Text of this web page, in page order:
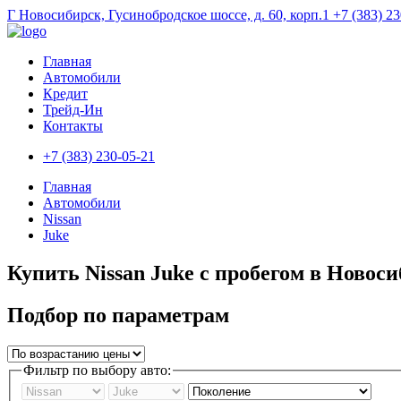
Г Новосибирск, Гусинобродское шоссе, д. 60, корп.1 +7 (383)
Главная
Автомобили
Кредит
Трейд-Ин
Контакты
+7 (383) 230-05-21
Главная
Автомобили
Nissan
Juke
Купить Nissan Juke с пробегом в
Подбор по параметрам
Фильтр по выбору авто: